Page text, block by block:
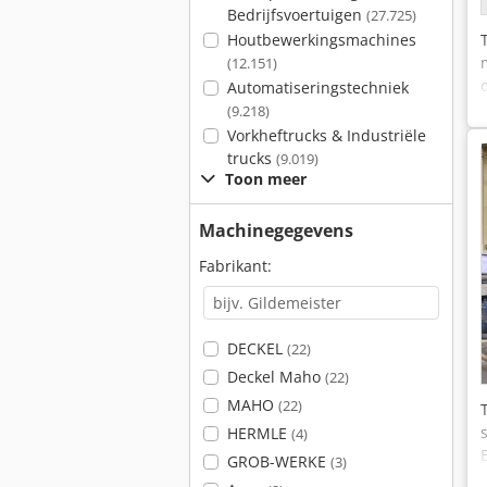
Bedrijfsvoertuigen (27.725)
Houtbewerkingsmachines
(12.151)
Automatiseringstechniek
(9.218)
Vorkheftrucks & Industriële
trucks (9.019)
Toon meer
Machinegegevens
Fabrikant:
DECKEL (22)
Deckel Maho (22)
MAHO (22)
HERMLE (4)
GROB-WERKE (3)